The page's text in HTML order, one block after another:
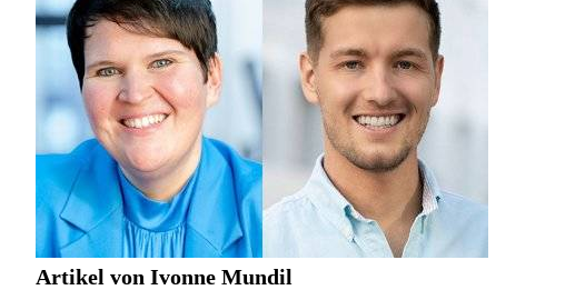
Artikel von Ivonne Mundil